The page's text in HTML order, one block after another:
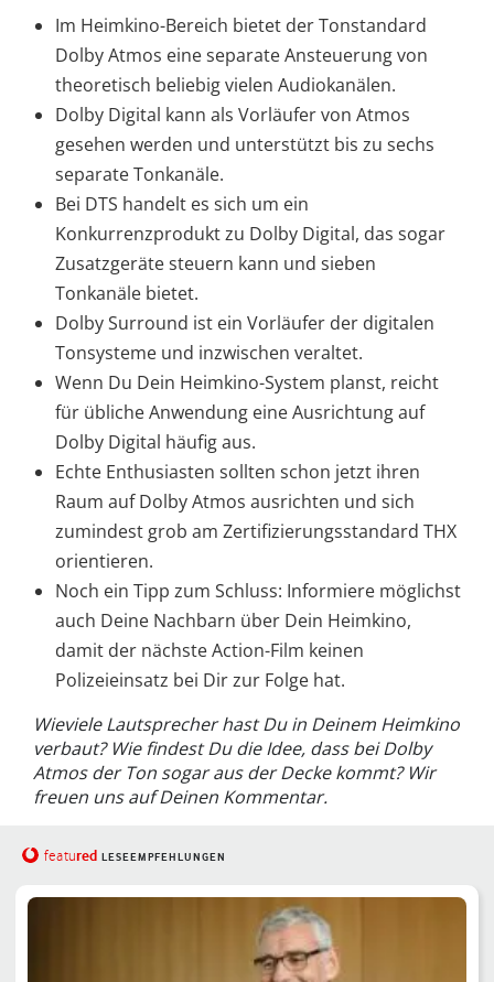
Im Heimkino-Bereich bietet der Tonstandard
Dolby Atmos eine separate Ansteuerung von
theoretisch beliebig vielen Audiokanälen.
Dolby Digital kann als Vorläufer von Atmos
gesehen werden und unterstützt bis zu sechs
separate Tonkanäle.
Bei DTS handelt es sich um ein
Konkurrenzprodukt zu Dolby Digital, das sogar
Zusatzgeräte steuern kann und sieben
Tonkanäle bietet.
Dolby Surround ist ein Vorläufer der digitalen
Tonsysteme und inzwischen veraltet.
Wenn Du Dein Heimkino-System planst, reicht
für übliche Anwendung eine Ausrichtung auf
Dolby Digital häufig aus.
Echte Enthusiasten sollten schon jetzt ihren
Raum auf Dolby Atmos ausrichten und sich
zumindest grob am Zertifizierungsstandard THX
orientieren.
Noch ein Tipp zum Schluss: Informiere möglichst
auch Deine Nachbarn über Dein Heimkino,
damit der nächste Action-Film keinen
Polizeieinsatz bei Dir zur Folge hat.
Wieviele Lautsprecher hast Du in Deinem Heimkino
verbaut? Wie findest Du die Idee, dass bei Dolby
Atmos der Ton sogar aus der Decke kommt? Wir
freuen uns auf Deinen Kommentar.
featured LESEEMPFEHLUNGEN